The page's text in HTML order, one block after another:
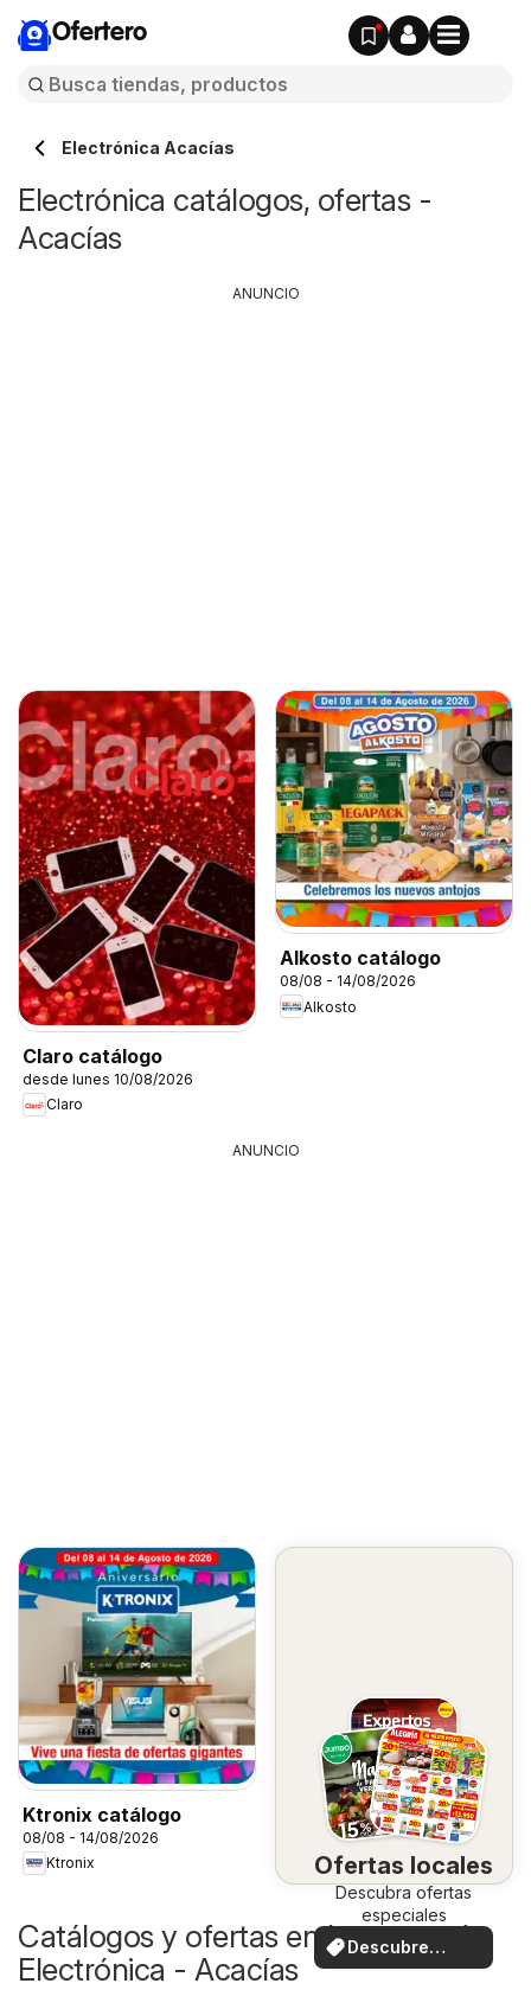
Ofertero
Electrónica Acacías
Electrónica catálogos, ofertas -
Acacías
Claro catálogo
desde lunes 10/08/2026
Claro
Alkosto catálogo
08/08 - 14/08/2026
Alkosto
ANUNCIO
ANUNCIO
Ktronix catálogo
08/08 - 14/08/2026
Ktronix
Ofertas locales
Descubra ofertas
especiales
Descubre
ofertas
Catálogos y ofertas en la categoría
Electrónica - Acacías